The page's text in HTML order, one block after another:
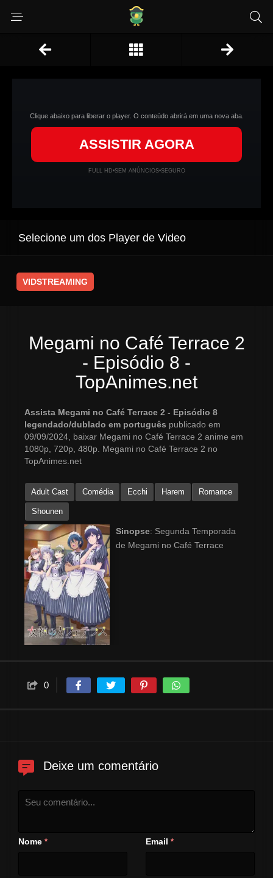
Clique abaixo para liberar o player. O conteúdo abrirá em uma nova aba.
ASSISTIR AGORA
FULL HD•SEM ANÚNCIOS•SEGURO
Selecione um dos Player de Video
VIDSTREAMING
Megami no Café Terrace 2
- Episódio 8 -
TopAnimes.net
Assista Megami no Café Terrace 2 - Episódio 8
legendado/dublado em português publicado em
09/09/2024, baixar Megami no Café Terrace 2 anime em
1080p, 720p, 480p. Megami no Café Terrace 2 no
TopAnimes.net
Adult Cast Comédia Ecchi Harem Romance
Shounen
Sinopse: Segunda Temporada
de Megami no Café Terrace
0
Deixe um comentário
Nome * Email *